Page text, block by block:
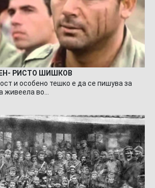
РИСТО ШИШКОВ
и особено тешко е да се пишува за
живеела во…